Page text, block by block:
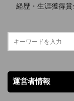
経歴・生涯獲得賞
運営者情報